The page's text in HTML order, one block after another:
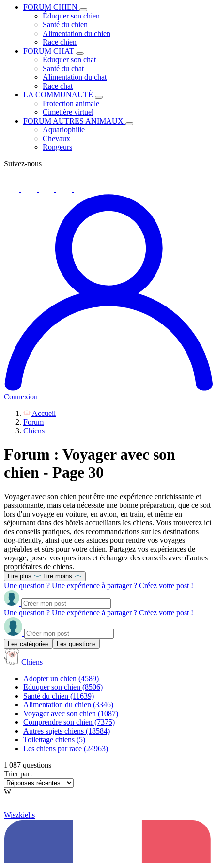
FORUM CHIEN
Éduquer son chien
Santé du chien
Alimentation du chien
Race chien
FORUM CHAT
Éduquer son chat
Santé du chat
Alimentation du chat
Race chat
LA COMMUNAUTÉ
Protection animale
Cimetière virtuel
FORUM AUTRES ANIMAUX
Aquariophilie
Chevaux
Rongeurs
Suivez-nous
Connexion
Accueil
Forum
Chiens
Forum : Voyager avec son
chien - Page 30
Voyager avec son chien peut être une expérience enrichissante et
passionnante, mais cela nécessite une bonne préparation, que ce soit
lors d'un voyage en voiture, en avion, en train, et même en
séjournant dans des hôtels accueillants les chiens. Vous trouverez ici
des conseils pratiques, des recommandations sur les destinations
dog-friendly, ainsi que des astuces pour rendre vos voyages
agréables et sûrs pour votre chien. Partagez vos expériences de
voyage, posez vos questions et échangez des conseils avec d'autres
propriétaires de chiens.
Lire plus Lire moins
Une question ? Une expérience à partager ? Créez votre post !
Une question ? Une expérience à partager ? Créez votre post !
Les catégories Les questions
Chiens
Adopter un chien (4589)
Eduquer son chien (8506)
Santé du chien (11639)
Alimentation du chien (3346)
Voyager avec son chien (1087)
Comprendre son chien (7375)
Autres sujets chiens (18584)
Toilettage chiens (5)
Les chiens par race (24963)
1 087 questions
Trier par:
W
Wiszkielis